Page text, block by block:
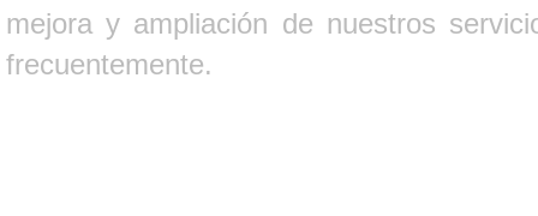
mejora y ampliación de nuestros
frecuentemente.